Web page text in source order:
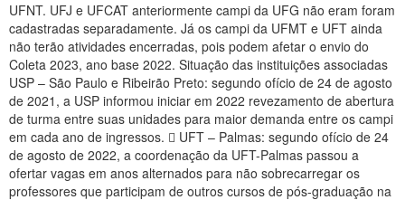
UFNT. UFJ e UFCAT anteriormente campi da UFG não eram foram
cadastradas separadamente. Já os campi da UFMT e UFT ainda
não terão atividades encerradas, pois podem afetar o envio do
Coleta 2023, ano base 2022. Situação das instituições associadas
USP – São Paulo e Ribeirão Preto: segundo ofício de 24 de agosto
de 2021, a USP informou iniciar em 2022 revezamento de abertura
de turma entre suas unidades para maior demanda entre os campi
em cada ano de ingressos.  UFT – Palmas: segundo ofício de 24
de agosto de 2022, a coordenação da UFT-Palmas passou a
ofertar vagas em anos alternados para não sobrecarregar os
professores que participam de outros cursos de pós-graduação na